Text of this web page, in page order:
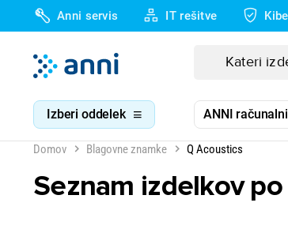
Anni servis IT rešitve
Izberi oddelek ANNI
Domov Blagovne znamke Q Acoustics
Seznam izdelkov